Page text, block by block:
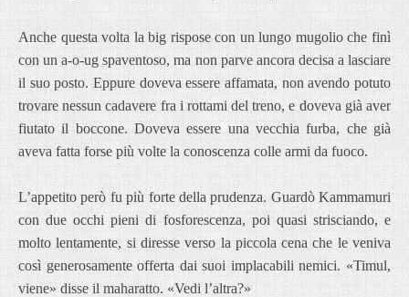
Anche questa volta la big rispose con un lungo mugolio che finì
con un a-o-ug spaventoso, ma non parve ancora decisa a lasciare
il suo posto. Eppure doveva essere affamata, non avendo potuto
trovare nessun cadavere fra i rottami del treno, e doveva già aver
fiutato il boccone. Doveva essere una vecchia furba, che già
aveva fatta forse più volte la conoscenza colle armi da fuoco.
L’appetito però fu più forte della prudenza. Guardò Kammamuri
con due occhi pieni di fosforescenza, poi quasi strisciando, e
molto lentamente, si diresse verso la piccola cena che le veniva
così generosamente offerta dai suoi implacabili nemici. «Timul,
viene» disse il maharatto. «Vedi l’altra?»